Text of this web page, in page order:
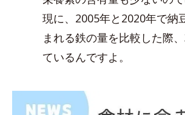
現に、2005年と2020年で納
まれる鉄の量を比較した際
ているんですよ。